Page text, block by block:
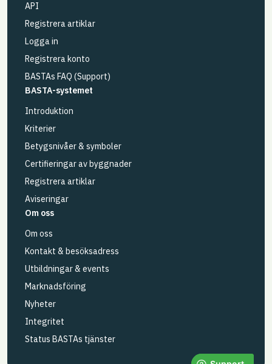
API
Registrera artiklar
Logga in
Registrera konto
BASTAs FAQ (Support)
BASTA-systemet
Introduktion
Kriterier
Betygsnivåer & symboler
Certifieringar av byggnader
Registrera artiklar
Aviseringar
Om oss
Om oss
Kontakt & besöksadress
Utbildningar & events
Marknadsföring
Nyheter
Integritet
Status BASTAs tjänster